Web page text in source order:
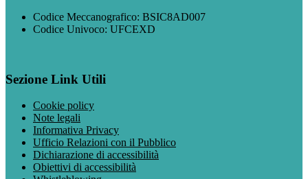
Codice Meccanografico: BSIC8AD007
Codice Univoco: UFCEXD
Sezione Link Utili
Cookie policy
Note legali
Informativa Privacy
Ufficio Relazioni con il Pubblico
Dichiarazione di accessibilità
Obiettivi di accessibilità